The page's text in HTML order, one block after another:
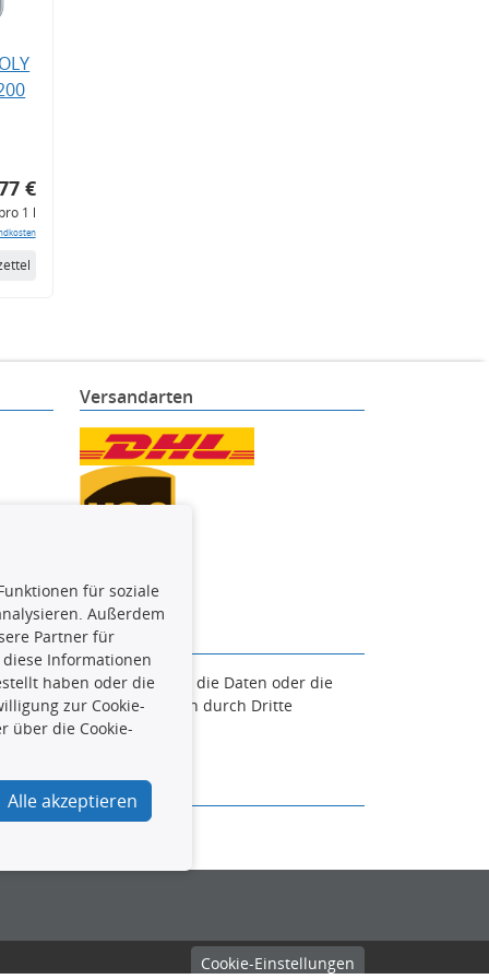
€
1 l
Versandarten
Es ist zu unterlassen, die Daten oder die
oder diese Handlungen durch Dritte
verfolgt.
Cookie-Einstellungen
für soziale
Außerdem
Partner für
Informationen
haben oder die
zur Cookie-
über die Cookie-
Alle akzeptieren